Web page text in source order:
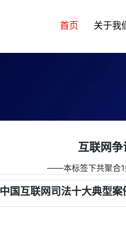
首页 关于我
互联网争
――本标签下共聚合
中国互联网司法十大典型